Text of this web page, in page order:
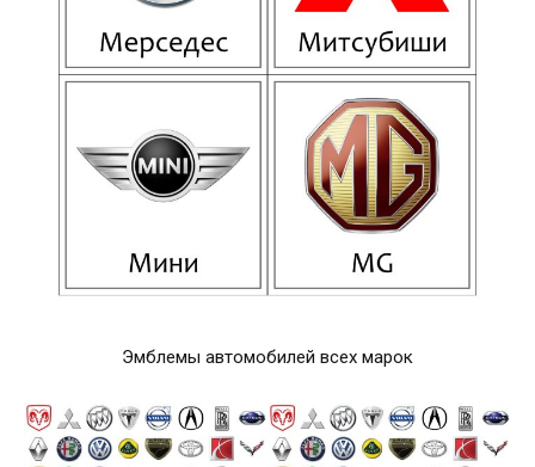
Эмблемы автомобилей всех марок